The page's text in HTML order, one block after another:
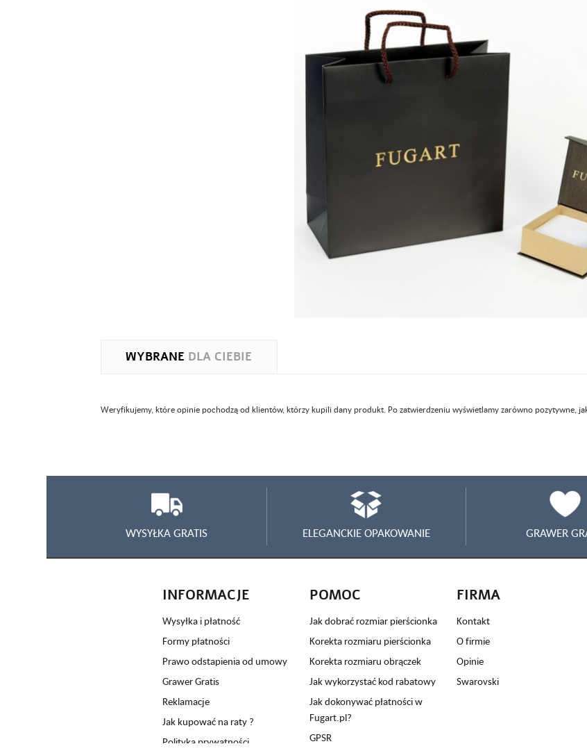
WYBRANE DLA CIEBIE
Weryfikujemy, które opinie pochodzą od klientów, którzy kupili dany produkt. Po zatwierdzeniu wyświetlamy zarówno pozytywne,
WYSYŁKA GRATIS ELEGANCKIE OPAKOWANIE GRAWER
INFORMACJE
Wysyłka i płatność
Formy płatności
Prawo odstapienia od umowy
Grawer Gratis
Reklamacje
Jak kupować na raty ?
Polityka prywatności
POMOC
Jak dobrać rozmiar pierścionka
Korekta rozmiaru pierścionka
Korekta rozmiaru obrączek
Jak wykorzystać kod rabatowy
Jak dokonywać płatności w
Fugart.pl?
GPSR
FIRMA
Kontakt
O firmie
Opinie
Swarovski